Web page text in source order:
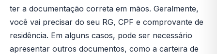
ter a documentação correta em mãos. Geralmente,
você vai precisar do seu RG, CPF e comprovante de
residência. Em alguns casos, pode ser necessário
apresentar outros documentos, como a carteira de